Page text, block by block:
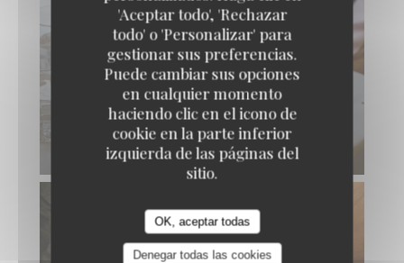
'Aceptar todo', 'Rechazar
todo' o 'Personalizar' para
gestionar sus preferencias.
Puede cambiar sus opciones
en cualquier momento
haciendo clic en el icono de
cookie en la parte inferior
izquierda de las páginas del
sitio.
OK, aceptar todas
Denegar todas las cookies
FILET DE BŒUF CHÂTEAUBRIAND
FLAMBÉ AU POIVRE VERT